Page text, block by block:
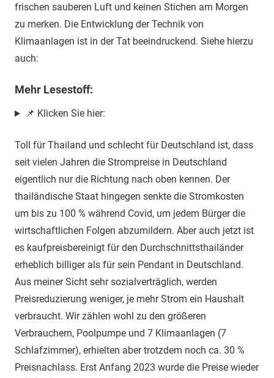
frischen sauberen Luft und keinen Stichen am Morgen
zu merken. Die Entwicklung der Technik von
Klimaanlagen ist in der Tat beeindruckend. Siehe hierzu
auch:
Mehr Lesestoff:
📌 Klicken Sie hier:
Toll für Thailand und schlecht für Deutschland ist, dass
seit vielen Jahren die Strompreise in Deutschland
eigentlich nur die Richtung nach oben kennen. Der
thailändische Staat hingegen senkte die Stromkosten
um bis zu 100 % während Covid, um jedem Bürger die
wirtschaftlichen Folgen abzumildern. Aber auch jetzt ist
es kaufpreisbereinigt für den Durchschnittsthailänder
erheblich billiger als für sein Pendant in Deutschland.
Aus meiner Sicht sehr sozialverträglich, werden
Preisreduzierung weniger, je mehr Strom ein Haushalt
verbraucht. Wir zählen wohl zu den größeren
Verbrauchern, Poolpumpe und 7 Klimaanlagen (7
Schlafzimmer), erhielten aber trotzdem noch ca. 30 %
Preisnachlass. Erst Anfang 2023 wurde die Preise wieder